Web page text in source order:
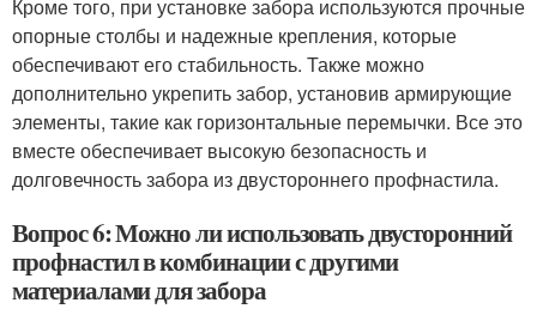
Кроме того, при установке забора используются прочные
опорные столбы и надежные крепления, которые
обеспечивают его стабильность. Также можно
дополнительно укрепить забор, установив армирующие
элементы, такие как горизонтальные перемычки. Все это
вместе обеспечивает высокую безопасность и
долговечность забора из двустороннего профнастила.
Вопрос 6: Можно ли использовать двусторонний
профнастил в комбинации с другими
материалами для забора